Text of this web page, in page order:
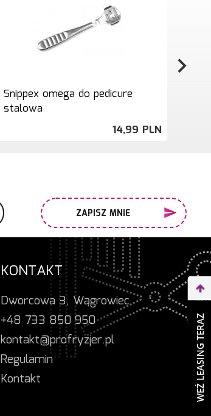
Snippex omega do pedicure
stalowa
14,99 PLN
ZAPISZ MNIE
KONTAKT
Dworcowa 3, Wągrowiec
+48 733 850 950
kontakt@profryzjer.pl
Regulamin
Kontakt
WEŹ LEASING TERAZ